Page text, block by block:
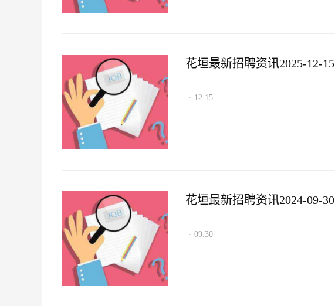
花垣最新招聘资讯2025-12-15
· 12.15
花垣最新招聘资讯2024-09-30
· 09.30